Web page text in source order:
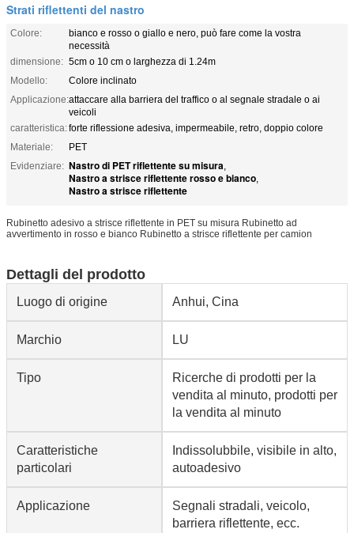
Strati riflettenti del nastro
Colore:
bianco e rosso o giallo e nero, può fare come la vostra
necessità
dimensione: 5cm o 10 cm o larghezza di 1.24m
Modello:
Colore inclinato
Applicazione:attaccare alla barriera del traffico o al segnale stradale o ai
veicoli
caratteristica:forte riflessione adesiva, impermeabile, retro, doppio colore
Materiale:
PET
Evidenziare: Nastro di PET riflettente su misura,
Nastro a strisce riflettente rosso e bianco,
Nastro a strisce riflettente
Rubinetto adesivo a strisce riflettente in PET su misura Rubinetto ad
avvertimento in rosso e bianco Rubinetto a strisce riflettente per camion
Dettagli del prodotto
Luogo di origine Anhui, Cina
Marchio LU
Tipo
Ricerche di prodotti per la
vendita al minuto, prodotti per
la vendita al minuto
Caratteristiche
particolari
Indissolubbile, visibile in alto,
autoadesivo
Applicazione
Segnali stradali, veicolo,
barriera riflettente, ecc.